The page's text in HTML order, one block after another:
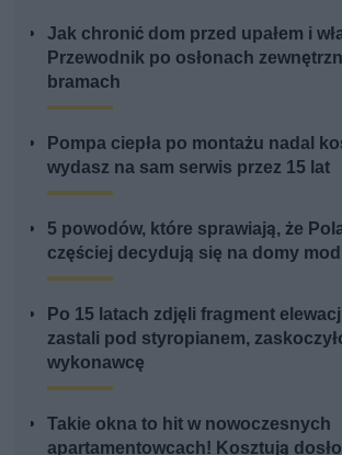
Jak chronić dom przed upałem i
Przewodnik po osłonach
bramach
Pompa ciepła po montażu nadal
wydasz na sam serwis przez 15 lat
5 powodów, które sprawiają, że
częściej decydują się na domy
Po 15 latach zdjęli fragment
zastali pod styropianem,
wykonawcę
Takie okna to hit w nowoczesnych
apartamentowcach! Kosztują